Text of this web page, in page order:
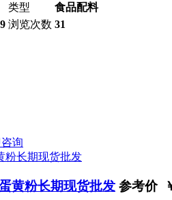
类型
食品配料
浏览次数 31
询
黄粉长期现货批发 参考价